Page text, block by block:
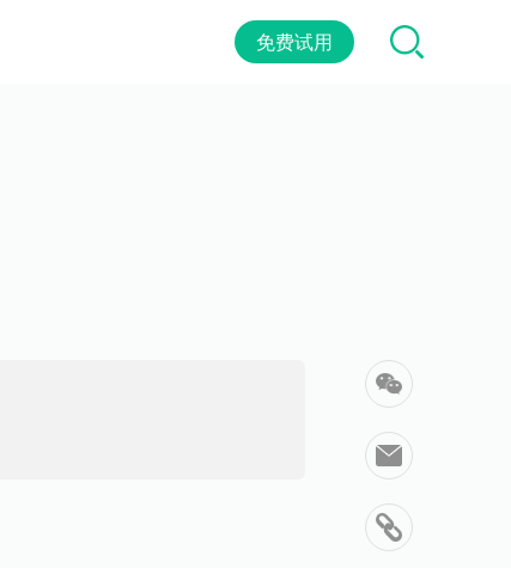
免费试用